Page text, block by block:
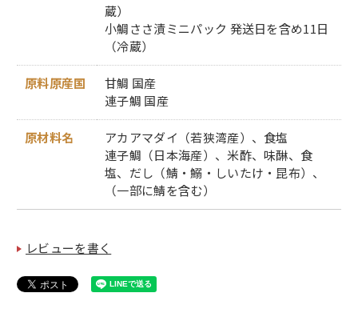
蔵）
小鯛ささ漬ミニパック 発送日を含め11日
（冷蔵）
原料原産国
甘鯛 国産
連子鯛 国産
原材料名
アカアマダイ（若狭湾産）、食塩
連子鯛（日本海産）、米酢、味醂、食
塩、だし（鯖・鰯・しいたけ・昆布）、
（一部に鯖を含む）
レビューを書く